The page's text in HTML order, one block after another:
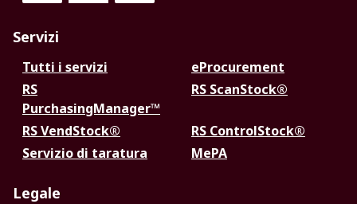
Servizi
Tutti i servizi
eProcurement
RS
PurchasingManager™
RS ScanStock®
RS VendStock®
RS ControlStock®
Servizio di taratura
MePA
Legale